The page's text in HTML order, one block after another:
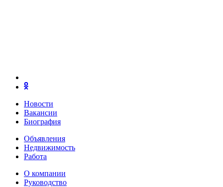
Новости
Вакансии
Биография
Объявления
Недвижимость
Работа
О компании
Руководство